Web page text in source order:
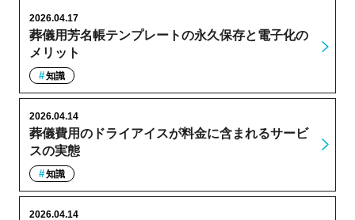
葬儀用芳名帳テンプレートの永久保存と電子化の
メリット
2026.04.17
知識
葬儀費用のドライアイスが料金に含まれるサービ
スの実態
2026.04.14
知識
2026.04.14